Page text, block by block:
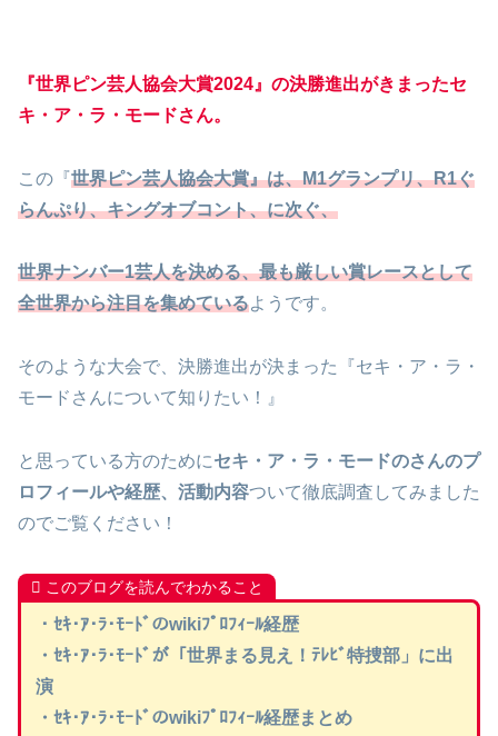
『世界ピン芸人協会大賞2024』の決勝進出がきまったセ
キ・ア・ラ・モードさん。
この『世界ピン芸人協会大賞』は、M1グランプリ、R1ぐ
らんぷり、キングオブコント、に次ぐ、
世界ナンバー1芸人を決める、最も厳しい賞レースとして
全世界から注目を集めているようです。
そのような大会で、決勝進出が決まった『セキ・ア・ラ・
モードさんについて知りたい！』
と思っている方のためにセキ・ア・ラ・モードのさんのプ
ロフィールや経歴、活動内容ついて徹底調査してみました
のでご覧ください！
このブログを読んでわかること
・ｾｷ･ｱ･ﾗ･ﾓｰﾄﾞのwikiﾌﾟﾛﾌｨｰﾙ経歴
・ ｾｷ･ｱ･ﾗ･ﾓｰﾄﾞが「世界まる見え！ﾃﾚﾋﾞ特捜部」に出
演
・ ｾｷ･ｱ･ﾗ･ﾓｰﾄﾞのwikiﾌﾟﾛﾌｨｰﾙ経歴まとめ